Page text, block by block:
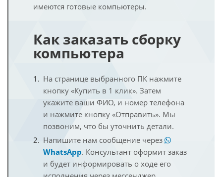
имеются готовые компьютеры.
Как заказать сборку
компьютера
На странице выбранного ПК нажмите
кнопку «Купить в 1 клик». Затем
укажите ваши ФИО, и номер телефона
и нажмите кнопку «Отправить». Мы
позвоним, что бы уточнить детали.
Напишите нам сообщение через
WhatsApp. Консультант оформит заказ
и будет информировать о ходе его